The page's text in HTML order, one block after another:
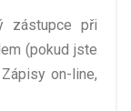
zástupce při
(pokud jste
on-line,